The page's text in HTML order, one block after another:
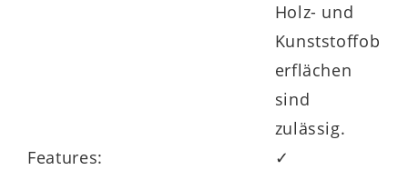
Holz- und
Kunststoffob
erflächen
sind
zulässig.
Features:
✓